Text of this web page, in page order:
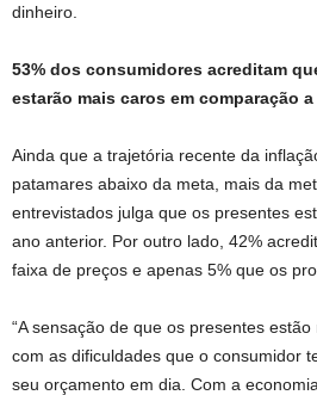
dinheiro.
53% dos consumidores acreditam
estarão mais caros em comparação a
Ainda que a trajetória recente da
patamares abaixo da meta, mais da
entrevistados julga que os presentes
ano anterior. Por outro lado, 42%
faixa de preços e apenas 5% que os
“A sensação de que os presentes
com as dificuldades que o consumidor
seu orçamento em dia. Com a